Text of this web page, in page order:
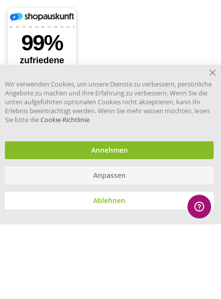
Händler im offiziellen Register
und Information.
© eHygiene 2026 - All rights reserved.
Wir verwenden Cookies, um unsere Dienste zu verbessern, persönliche
Angebote zu machen und Ihre Erfahrung zu verbessern. Wenn Sie die
unten aufgeführten optionalen Cookies nicht akzeptieren, kann Ihr
Erlebnis beeinträchtigt werden. Wenn Sie mehr wissen möchten, lesen
Sie bitte dieCookie-Richtlinie.
Annehmen
Anpassen
Ablehnen